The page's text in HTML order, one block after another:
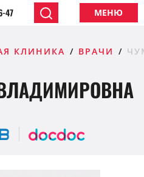
47 МЕНЮ
КЛИНИКА ВРАЧИ